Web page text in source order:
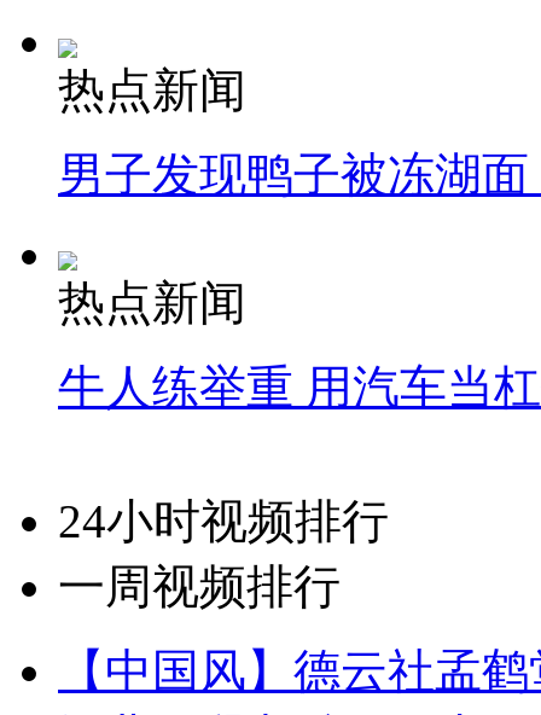
热点新闻
男子发现鸭子被冻湖
热点新闻
牛人练举重 用汽车当
24小时视频排行
一周视频排行
【中国风】德云社孟